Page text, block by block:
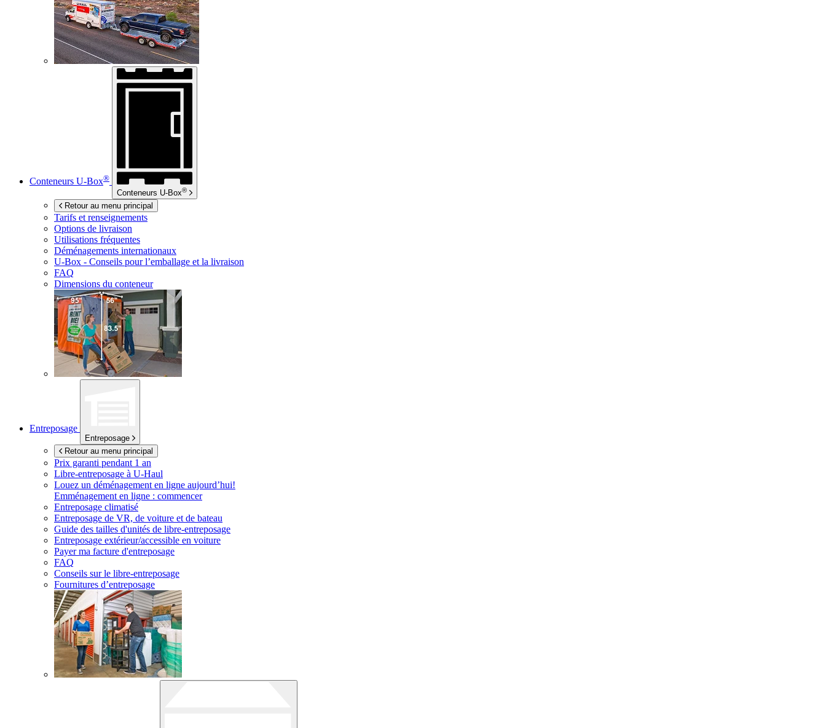
Conteneurs U-Box®
Conteneurs U-Box®
Retour au menu principal
Tarifs et renseignements
Options de livraison
Utilisations fréquentes
Déménagements internationaux
U-Box - Conseils pour l’emballage et la livraison
FAQ
Dimensions du conteneur
Entreposage
Entreposage
Retour au menu principal
Prix garanti pendant 1 an
Libre-entreposage à U-Haul
Louez un déménagement en ligne aujourd’hui!
Emménagement en ligne : commencer
Entreposage climatisé
Entreposage de VR, de voiture et de bateau
Guide des tailles d'unités de libre-entreposage
Entreposage extérieur/accessible en voiture
Payer ma facture d'entreposage
FAQ
Conseils sur le libre-entreposage
Fournitures d’entreposage